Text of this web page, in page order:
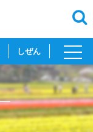
しぜん
toggle